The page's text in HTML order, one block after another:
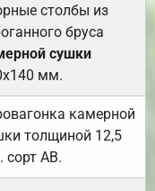
столбы из
бруса
сушки
мм.
камерной
толщиной 12,5
сорт АВ.